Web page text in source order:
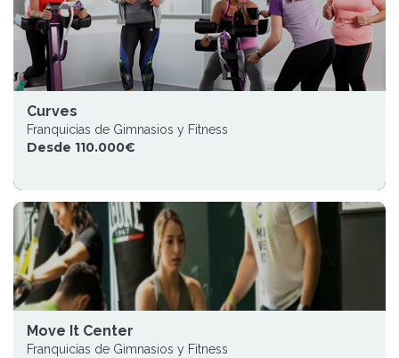
Curves
Franquicias de Gimnasios y Fitness
Desde 110.000€
Move It Center
Franquicias de Gimnasios y Fitness